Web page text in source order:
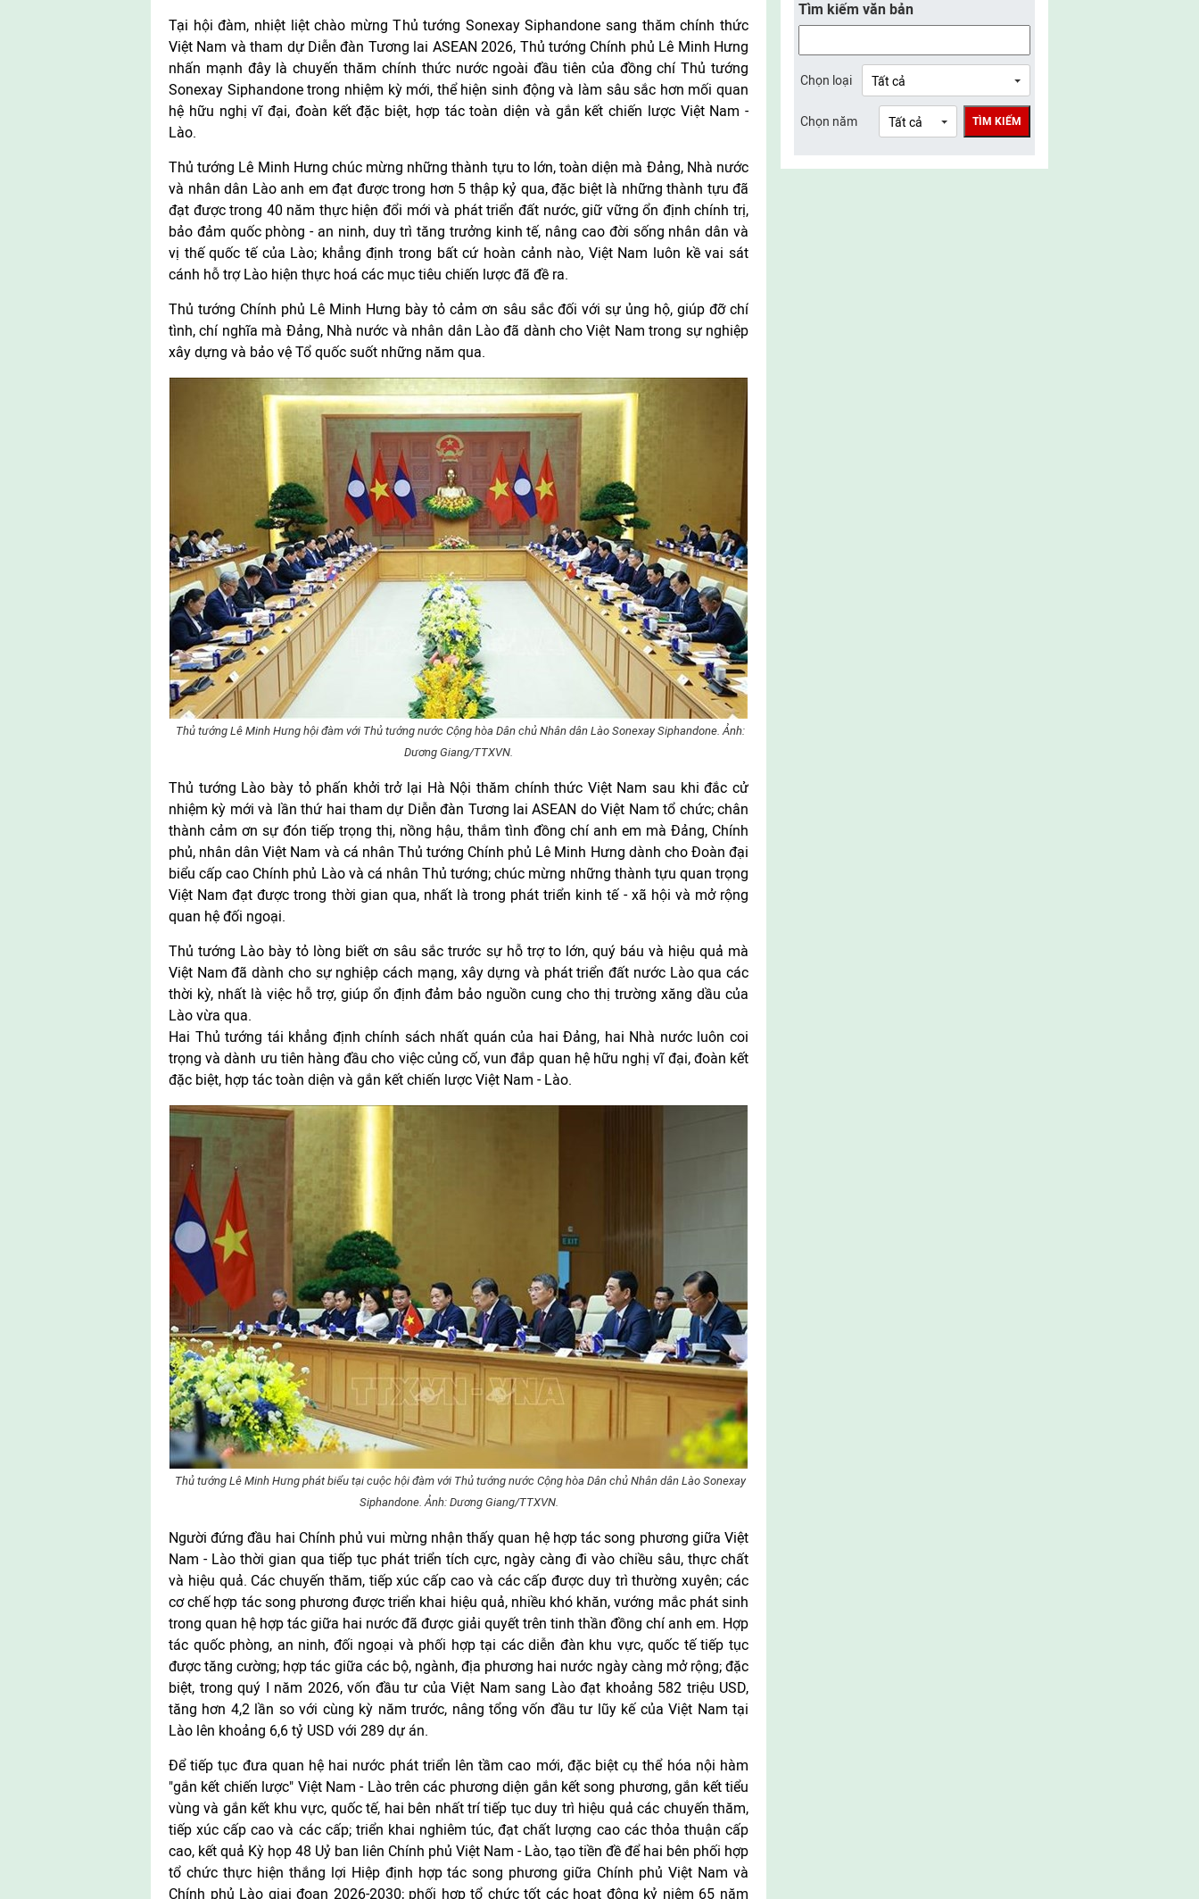
Tại hội đàm, nhiệt liệt chào mừng Thủ tướng Sonexay Siphandone sang thăm chính thức
Việt Nam và tham dự Diễn đàn Tương lai ASEAN 2026, Thủ tướng Chính phủ Lê Minh Hưng
nhấn mạnh đây là chuyến thăm chính thức nước ngoài đầu tiên của đồng chí Thủ tướng
Sonexay Siphandone trong nhiệm kỳ mới, thể hiện sinh động và làm sâu sắc hơn mối quan
hệ hữu nghị vĩ đại, đoàn kết đặc biệt, hợp tác toàn diện và gắn kết chiến lược Việt Nam -
Lào.
Thủ tướng Lê Minh Hưng chúc mừng những thành tựu to lớn, toàn diện mà Đảng, Nhà nước
và nhân dân Lào anh em đạt được trong hơn 5 thập kỷ qua, đặc biệt là những thành tựu đã
đạt được trong 40 năm thực hiện đổi mới và phát triển đất nước, giữ vững ổn định chính trị,
bảo đảm quốc phòng - an ninh, duy trì tăng trưởng kinh tế, nâng cao đời sống nhân dân và
vị thế quốc tế của Lào; khẳng định trong bất cứ hoàn cảnh nào, Việt Nam luôn kề vai sát
cánh hỗ trợ Lào hiện thực hoá các mục tiêu chiến lược đã đề ra.
Thủ tướng Chính phủ Lê Minh Hưng bày tỏ cảm ơn sâu sắc đối với sự ủng hộ, giúp đỡ chí
tình, chí nghĩa mà Đảng, Nhà nước và nhân dân Lào đã dành cho Việt Nam trong sự nghiệp
xây dựng và bảo vệ Tổ quốc suốt những năm qua.
Thủ tướng Lê Minh Hưng hội đàm với Thủ tướng nước Cộng hòa Dân chủ Nhân dân Lào Sonexay Siphandone. Ảnh:
Dương Giang/TTXVN.
Thủ tướng Lào bày tỏ phấn khởi trở lại Hà Nội thăm chính thức Việt Nam sau khi đắc cử
nhiệm kỳ mới và lần thứ hai tham dự Diễn đàn Tương lai ASEAN do Việt Nam tổ chức; chân
thành cảm ơn sự đón tiếp trọng thị, nồng hậu, thắm tình đồng chí anh em mà Đảng, Chính
phủ, nhân dân Việt Nam và cá nhân Thủ tướng Chính phủ Lê Minh Hưng dành cho Đoàn đại
biểu cấp cao Chính phủ Lào và cá nhân Thủ tướng; chúc mừng những thành tựu quan trọng
Việt Nam đạt được trong thời gian qua, nhất là trong phát triển kinh tế - xã hội và mở rộng
quan hệ đối ngoại.
Thủ tướng Lào bày tỏ lòng biết ơn sâu sắc trước sự hỗ trợ to lớn, quý báu và hiệu quả mà
Việt Nam đã dành cho sự nghiệp cách mạng, xây dựng và phát triển đất nước Lào qua các
thời kỳ, nhất là việc hỗ trợ, giúp ổn định đảm bảo nguồn cung cho thị trường xăng dầu của
Lào vừa qua.
Hai Thủ tướng tái khẳng định chính sách nhất quán của hai Đảng, hai Nhà nước luôn coi
trọng và dành ưu tiên hàng đầu cho việc củng cố, vun đắp quan hệ hữu nghị vĩ đại, đoàn kết
đặc biệt, hợp tác toàn diện và gắn kết chiến lược Việt Nam - Lào.
Thủ tướng Lê Minh Hưng phát biểu tại cuộc hội đàm với Thủ tướng nước Cộng hòa Dân chủ Nhân dân Lào Sonexay
Siphandone. Ảnh: Dương Giang/TTXVN.
Người đứng đầu hai Chính phủ vui mừng nhận thấy quan hệ hợp tác song phương giữa Việt
Nam - Lào thời gian qua tiếp tục phát triển tích cực, ngày càng đi vào chiều sâu, thực chất
và hiệu quả. Các chuyến thăm, tiếp xúc cấp cao và các cấp được duy trì thường xuyên; các
cơ chế hợp tác song phương được triển khai hiệu quả, nhiều khó khăn, vướng mắc phát sinh
trong quan hệ hợp tác giữa hai nước đã được giải quyết trên tinh thần đồng chí anh em. Hợp
tác quốc phòng, an ninh, đối ngoại và phối hợp tại các diễn đàn khu vực, quốc tế tiếp tục
được tăng cường; hợp tác giữa các bộ, ngành, địa phương hai nước ngày càng mở rộng; đặc
biệt, trong quý I năm 2026, vốn đầu tư của Việt Nam sang Lào đạt khoảng 582 triệu USD,
tăng hơn 4,2 lần so với cùng kỳ năm trước, nâng tổng vốn đầu tư lũy kế của Việt Nam tại
Lào lên khoảng 6,6 tỷ USD với 289 dự án.
Để tiếp tục đưa quan hệ hai nước phát triển lên tầm cao mới, đặc biệt cụ thể hóa nội hàm
"gắn kết chiến lược" Việt Nam - Lào trên các phương diện gắn kết song phương, gắn kết tiểu
vùng và gắn kết khu vực, quốc tế, hai bên nhất trí tiếp tục duy trì hiệu quả các chuyến thăm,
tiếp xúc cấp cao và các cấp; triển khai nghiêm túc, đạt chất lượng cao các thỏa thuận cấp
cao, kết quả Kỳ họp 48 Uỷ ban liên Chính phủ Việt Nam - Lào, tạo tiền đề để hai bên phối hợp
tổ chức thực hiện thắng lợi Hiệp định hợp tác song phương giữa Chính phủ Việt Nam và
Chính phủ Lào giai đoạn 2026-2030; phối hợp tổ chức tốt các hoạt động kỷ niệm 65 năm
UBMTTQ Việt Nam tỉnh Nghệ An
UBMTTQ Việt Nam tỉnh Lào Cai
UBMTTQ Việt Nam tỉnh Thái Nguyên
Tìm kiếm văn bản
Chọn loại
Chọn năm TÌM KIẾM